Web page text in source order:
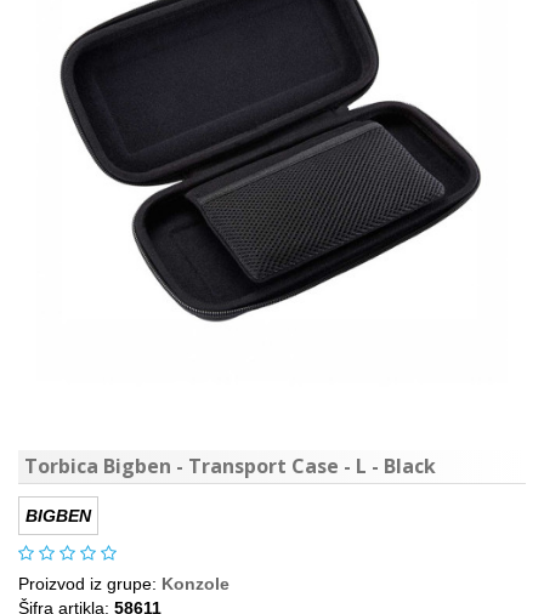
Torbica Bigben - Transport Case - L - Black
BIGBEN
Proizvod iz grupe: Konzole
Šifra artikla: 58611